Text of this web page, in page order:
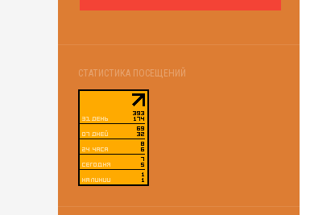
СТАТИСТИКА ПОСЕЩЕНИЙ